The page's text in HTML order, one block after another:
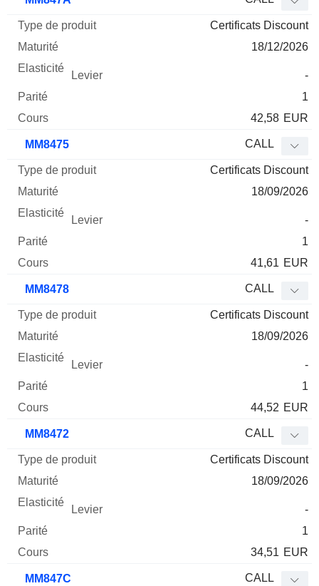
Certificats Discount
18/12/2026
-
1
42,58 EUR
MM8475 CALL
Certificats Discount
18/09/2026
-
1
41,61 EUR
MM8478 CALL
Certificats Discount
18/09/2026
-
1
44,52 EUR
MM8472 CALL
Certificats Discount
18/09/2026
-
1
34,51 EUR
MM847C CALL